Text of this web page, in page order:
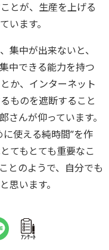
とが、生産を上げる
います。
集中が出来ないと、
中できる能力を持つ
か、インターネット
ものを遮断すること
さんが仰っています。
使える純時間”を作
てもとても重要なこ
とのようで、自分でも
思います。
ｱﾝｹｰﾄ